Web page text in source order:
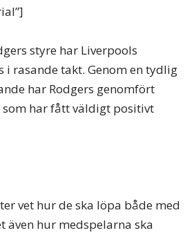
styre har Liverpools
i rasande takt. Genom en tydlig
har Rodgers genomfört
har fått väldigt positivt
vet hur de ska löpa både med
även hur medspelarna ska